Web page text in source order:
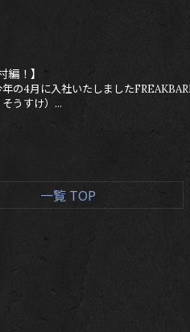
編！】
年の4月に入社いたしました
うすけ）...
一覧 TOP